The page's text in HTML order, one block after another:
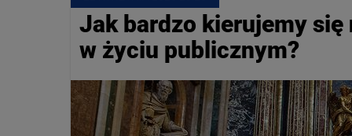
Jak bardzo kierujemy się
w życiu publicznym?